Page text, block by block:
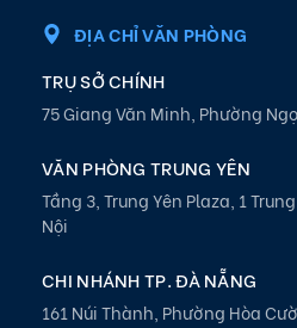
ĐỊA CHỈ VĂN PHÒNG
TRỤ SỞ CHÍNH
75 Giang Văn Minh, Phường
VĂN PHÒNG TRUNG YÊN
Tầng 3, Trung Yên Plaza, 1
Nội
CHI NHÁNH TP. ĐÀ NẴNG
161 Núi Thành, Phường Hòa